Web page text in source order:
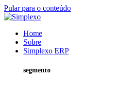
Pular para o conteúdo
Home
Sobre
Simplexo ERP
segmento